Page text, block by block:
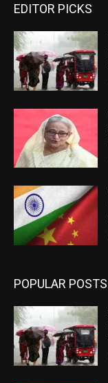
EDITOR PICKS
POPULAR POSTS